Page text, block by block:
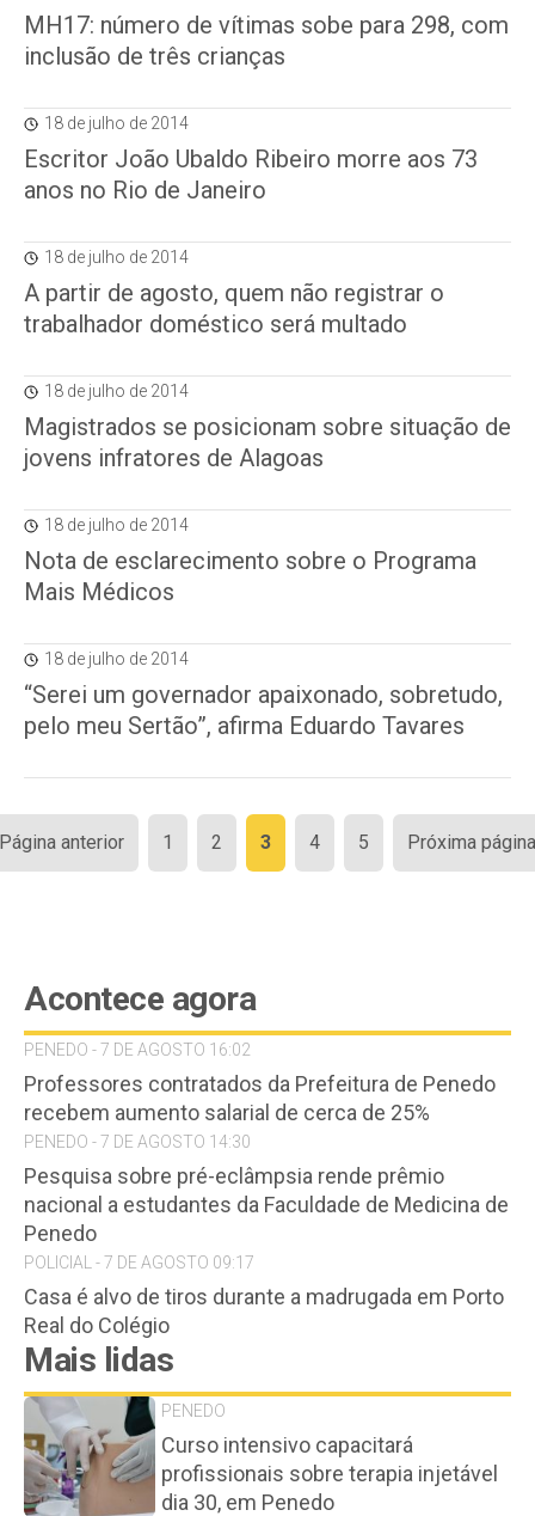
MH17: número de vítimas sobe para 298, com
inclusão de três crianças
18 de julho de 2014
Escritor João Ubaldo Ribeiro morre aos 73
anos no Rio de Janeiro
18 de julho de 2014
A partir de agosto, quem não registrar o
trabalhador doméstico será multado
18 de julho de 2014
Magistrados se posicionam sobre situação de
jovens infratores de Alagoas
18 de julho de 2014
Nota de esclarecimento sobre o Programa
Mais Médicos
18 de julho de 2014
“Serei um governador apaixonado, sobretudo,
pelo meu Sertão”, afirma Eduardo Tavares
Paginação
de
anterior 1 2 3 4 5 Próxima
Acontece agora
PENEDO - 7 DE AGOSTO 16:02
Professores contratados da Prefeitura de Penedo
recebem aumento salarial de cerca de 25%
PENEDO - 7 DE AGOSTO 14:30
Pesquisa sobre pré-eclâmpsia rende prêmio
nacional a estudantes da Faculdade de Medicina de
Penedo
POLICIAL - 7 DE AGOSTO 09:17
Casa é alvo de tiros durante a madrugada em Porto
Real do Colégio
Mais lidas
PENEDO
Curso intensivo capacitará
profissionais sobre terapia injetável
dia 30, em Penedo